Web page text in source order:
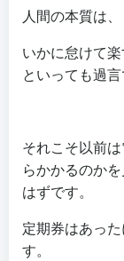
人間の本質は
いかに怠けて
といっても過言
それこそ以前
らかかるのか
はずです。
定期券はあっ
す。